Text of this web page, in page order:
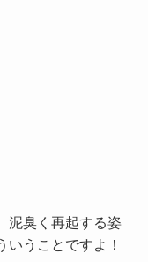
泥臭く再起する姿
うことですよ！